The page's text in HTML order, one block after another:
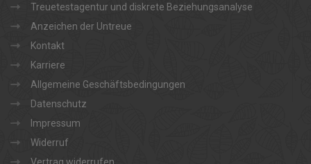
Treuetestagentur und diskrete Beziehungsanalyse
Anzeichen der Untreue
Kontakt
Karriere
Allgemeine Geschäftsbedingungen
Datenschutz
Impressum
Widerruf